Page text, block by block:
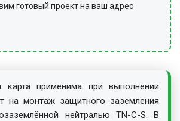
готовый проект на ваш адрес
карта применима при выполнении
на монтаж защитного заземления
нейтралью TN-С-S. В